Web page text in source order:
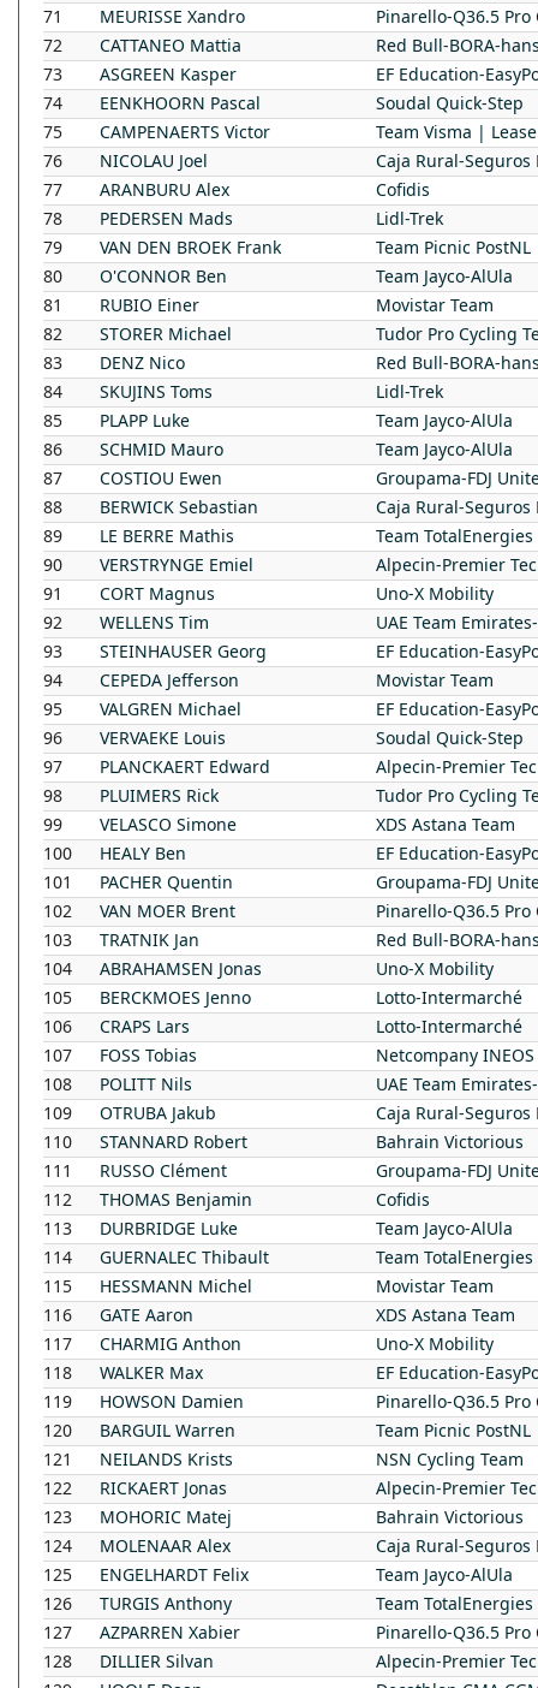
71
MEURISSE Xandro
Pinarello-Q36.5 Pro
72
CATTANEO Mattia
Red Bull-BORA-
73
ASGREEN Kasper
EF Education-
74
EENKHOORN Pascal
Soudal Quick-Step
75
CAMPENAERTS Victor
Team Visma |
76
NICOLAU Joel
Caja Rural-Seguros
77
ARANBURU Alex
Cofidis
78
PEDERSEN Mads
Lidl-Trek
79
VAN DEN BROEK Frank
Team Picnic PostNL
80
O'CONNOR Ben
Team Jayco-AlUla
81
RUBIO Einer
Movistar Team
82
STORER Michael
Tudor Pro Cycling
83
DENZ Nico
Red Bull-BORA-
84
SKUJINS Toms
Lidl-Trek
85
PLAPP Luke
Team Jayco-AlUla
86
SCHMID Mauro
Team Jayco-AlUla
87
COSTIOU Ewen
Groupama-FDJ
88
BERWICK Sebastian
Caja Rural-Seguros
89
LE BERRE Mathis
Team TotalEnergies
90
VERSTRYNGE Emiel
Alpecin-Premier
91
CORT Magnus
Uno-X Mobility
92
WELLENS Tim
UAE Team
93
STEINHAUSER Georg
EF Education-
94
CEPEDA Jefferson
Movistar Team
95
VALGREN Michael
EF Education-
96
VERVAEKE Louis
Soudal Quick-Step
97
PLANCKAERT Edward
Alpecin-Premier
98
PLUIMERS Rick
Tudor Pro Cycling
99
VELASCO Simone
XDS Astana Team
100
HEALY Ben
EF Education-
101
PACHER Quentin
Groupama-FDJ
102
VAN MOER Brent
Pinarello-Q36.5 Pro
103
TRATNIK Jan
Red Bull-BORA-
104
ABRAHAMSEN Jonas
Uno-X Mobility
105
BERCKMOES Jenno
Lotto-Intermarché
106
CRAPS Lars
Lotto-Intermarché
107
FOSS Tobias
Netcompany
108
POLITT Nils
UAE Team
109
OTRUBA Jakub
Caja Rural-Seguros
110
STANNARD Robert
Bahrain Victorious
111
RUSSO Clément
Groupama-FDJ
112
THOMAS Benjamin
Cofidis
113
DURBRIDGE Luke
Team Jayco-AlUla
114
GUERNALEC Thibault
Team TotalEnergies
115
HESSMANN Michel
Movistar Team
116
GATE Aaron
XDS Astana Team
117
CHARMIG Anthon
Uno-X Mobility
118
WALKER Max
EF Education-
119
HOWSON Damien
Pinarello-Q36.5 Pro
120
BARGUIL Warren
Team Picnic PostNL
121
NEILANDS Krists
NSN Cycling Team
122
RICKAERT Jonas
Alpecin-Premier
123
MOHORIC Matej
Bahrain Victorious
124
MOLENAAR Alex
Caja Rural-Seguros
125
ENGELHARDT Felix
Team Jayco-AlUla
126
TURGIS Anthony
Team TotalEnergies
127
AZPARREN Xabier
Pinarello-Q36.5 Pro
128
DILLIER Silvan
Alpecin-Premier